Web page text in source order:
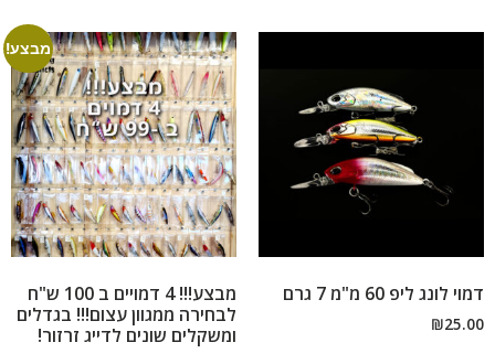
דמוי לונג ליפ 60 מ"מ 7 גרם
₪25.00
מבצע!
מבצע!!! 4 דמויים ב 100 ש"ח
לבחירה ממגוון עצום!!! בגדלים
ומשקלים שונים לדייג זרזור!